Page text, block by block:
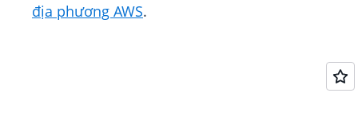
địa phương AWS.